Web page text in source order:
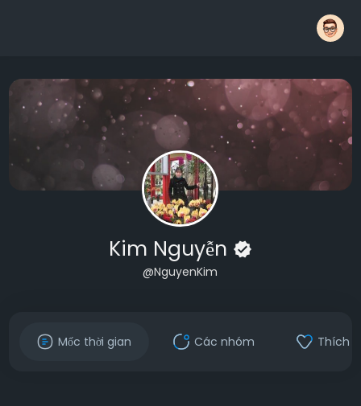
Kim Nguyễn
@NguyenKim
Mốc thời gian Các nhóm Thích